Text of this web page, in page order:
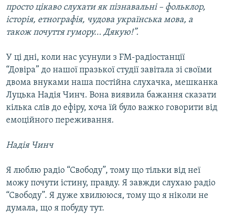
просто цікаво слухати як пізнавальні – фольклор,
історія, етнографія, чудова українська мова, а
також почуття гумору... Дякую!”.
У ці дні, коли нас усунули з FM-радіостанції
“Довіра” до нашої празької студії завітала зі своїми
двома внуками наша постійна слухачка, мешканка
Луцька Надія Чинч. Вона виявила бажання сказати
кілька слів до ефіру, хоча їй було важко говорити від
емоційного переживання.
Надія Чинч
Я люблю радіо “Свободу”, тому що тільки від неї
можу почути істину, правду. Я завжди слухаю радіо
“Свободу”. Я дуже хвилююся, тому що я ніколи не
думала, що я побуду тут.